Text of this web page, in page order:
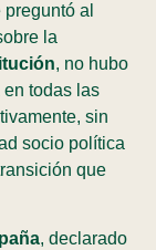
al
la
, no hubo
en todas las
sin
socio política
que
, declarado